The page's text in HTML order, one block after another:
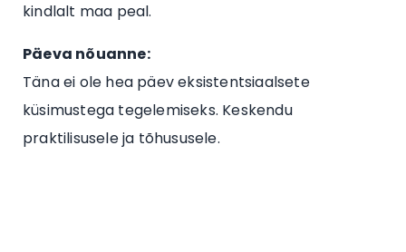
kindlalt maa peal.
Päeva nõuanne:
Täna ei ole hea päev eksistentsiaalsete
küsimustega tegelemiseks. Keskendu
praktilisusele ja tõhususele.